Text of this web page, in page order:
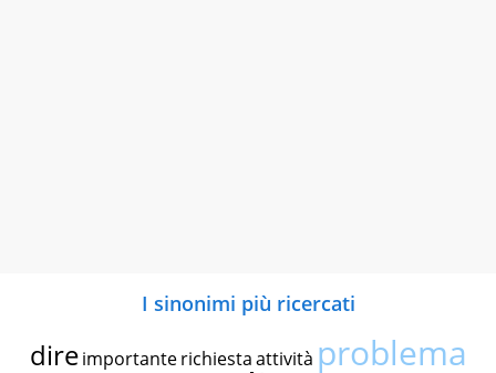
I sinonimi più ricercati
dire importante richiestaattività problema